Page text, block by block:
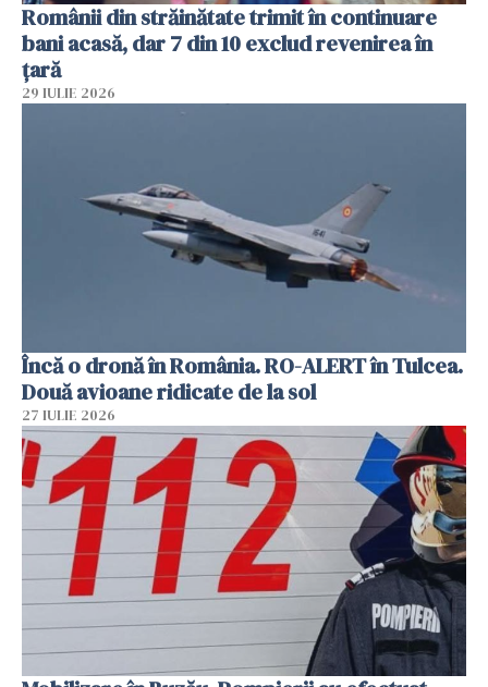
Românii din străinătate trimit în continuare
bani acasă, dar 7 din 10 exclud revenirea în
țară
29 IULIE 2026
Încă o dronă în România. RO-ALERT în Tulcea.
Două avioane ridicate de la sol
27 IULIE 2026